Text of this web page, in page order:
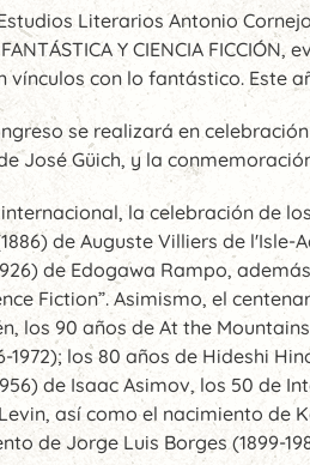
Literarios Antonio
FANTÁSTICA Y CIENCIA
vínculos con lo fantástico. Este
se realizará en
José Güich, y la
la celebración de
de Auguste Villiers de
de Edogawa Rampo,
Fiction”. Asimismo, el
los 90 años de At the
1972); los 80 años de Hideshi
de Isaac Asimov, los 50 de
así como el nacimiento de
de Jorge Luis Borges (1899-